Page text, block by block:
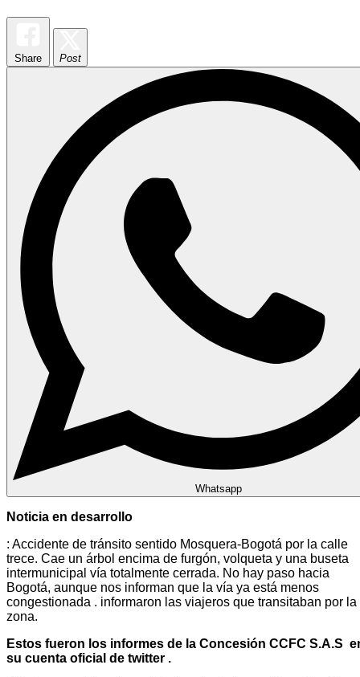
Share Post
Whatsapp
Noticia en desarrollo
: Accidente de tránsito sentido Mosquera-Bogotá por la calle
trece. Cae un árbol encima de furgón, volqueta y una buseta
intermunicipal vía totalmente cerrada. No hay paso hacia
Bogotá, aunque nos informan que la vía ya está menos
congestionada . informaron las viajeros que transitaban por la
zona.
Estos fueron los informes de la Concesión CCFC S.A.S
su cuenta oficial de twitter .